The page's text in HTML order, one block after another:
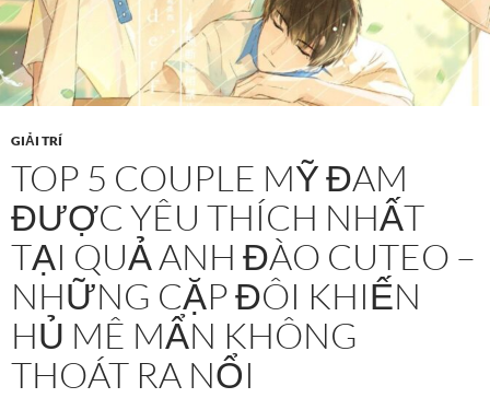
GIẢI TRÍ
TOP 5 COUPLE MỸ ĐAM
ĐƯỢC YÊU THÍCH NHẤT
TẠI QUẢ ANH ĐÀO CUTEO –
NHỮNG CẶP ĐÔI KHIẾN
HỦ MÊ MẨN KHÔNG
THOÁT RA NỔI